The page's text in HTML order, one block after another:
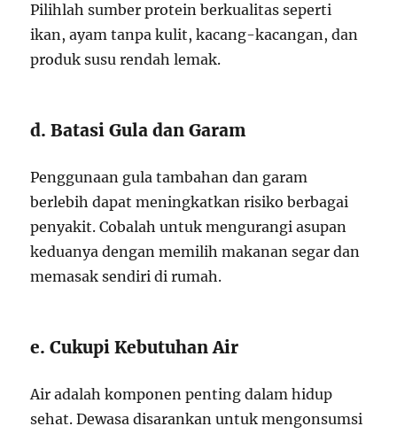
Pilihlah sumber protein berkualitas seperti
ikan, ayam tanpa kulit, kacang-kacangan, dan
produk susu rendah lemak.
d. Batasi Gula dan Garam
Penggunaan gula tambahan dan garam
berlebih dapat meningkatkan risiko berbagai
penyakit. Cobalah untuk mengurangi asupan
keduanya dengan memilih makanan segar dan
memasak sendiri di rumah.
e. Cukupi Kebutuhan Air
Air adalah komponen penting dalam hidup
sehat. Dewasa disarankan untuk mengonsumsi